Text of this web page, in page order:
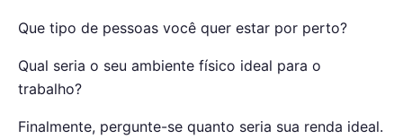
Que tipo de pessoas você quer estar por perto?
Qual seria o seu ambiente físico ideal para o
trabalho?
Finalmente, pergunte-se quanto seria sua renda ideal.